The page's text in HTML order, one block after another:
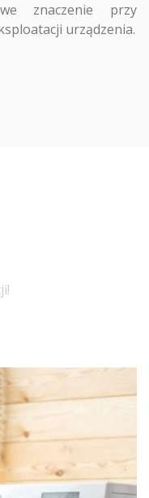
znaczenie przy
urządzenia.